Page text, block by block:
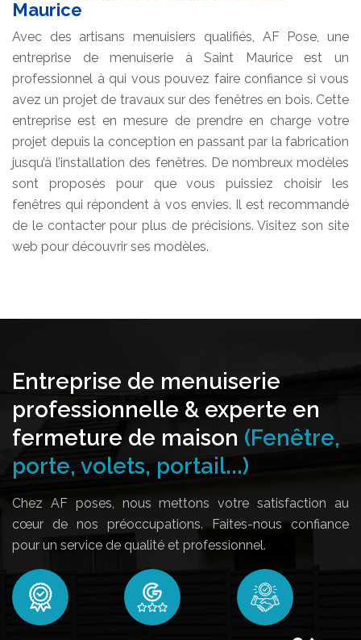
Maurice
Avec des artisans menuisiers qualifiés, AF Pose, une
entreprise de menuiserie à Saint Maurice est un
professionnel à qui vous pouvez faire confiance si vous
avez un projet de travaux sur des fenêtres en bois. Cette
entreprise est en mesure de prendre en charge votre
projet depuis la conception en passant par la fabrication
jusqu’à l’installation des fenêtres. De nombreux modèles
sont proposés pour que vous puissiez choisir les
fenêtres qui répondent à vos envies. Il est recommandé
de le contacter pour plus de précisions. Visitez son site
web pour découvrir ses modèles.
Entreprise de menuiserie
professionnelle & experte en
fermeture de maison (Fenêtre,
porte, volets, portail...)
Chez AF poses, nous mettons votre satisfaction au
cœur de nos préoccupations. Faites-nous confiance
pour un service de qualité et professionnel.